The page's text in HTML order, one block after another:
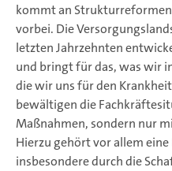
kommt an
vorbei. Die
letzten Jahrzehnten
und bringt für das, was wir
die wir uns für den
bewältigen die
Maßnahmen, sondern nur
Hierzu gehört vor allem
insbesondere durch die